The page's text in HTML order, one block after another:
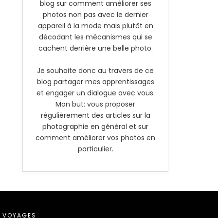
blog sur comment améliorer ses
photos non pas avec le dernier
appareil à la mode mais plutôt en
décodant les mécanismes qui se
cachent derrière une belle photo.
Je souhaite donc au travers de ce
blog partager mes apprentissages
et engager un dialogue avec vous.
Mon but: vous proposer
régulièrement des articles sur la
photographie en général et sur
comment améliorer vos photos en
particulier.
VOYAGES